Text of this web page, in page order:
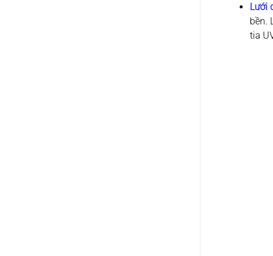
Lưới
bền.
tia